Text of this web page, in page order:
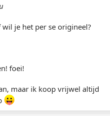
je het per se origineel?
foei!
maar ik koop vrijwel altijd